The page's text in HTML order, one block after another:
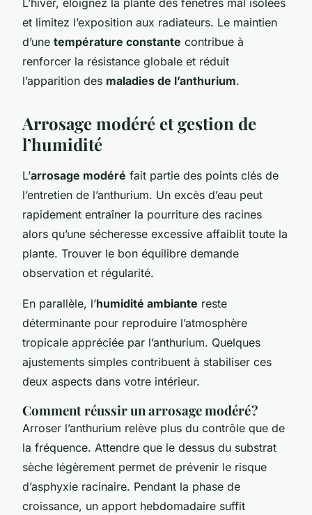
et limitez l’exposition aux radiateurs. Le maintien
d’une température constante contribue à
renforcer la résistance globale et réduit
l’apparition des maladies de l’anthurium.
Arrosage modéré et gestion de
l’humidité
L’arrosage modéré fait partie des points clés de
l’entretien de l’anthurium. Un excès d’eau peut
rapidement entraîner la pourriture des racines
alors qu’une sécheresse excessive affaiblit toute la
plante. Trouver le bon équilibre demande
observation et régularité.
En parallèle, l’humidité ambiante reste
déterminante pour reproduire l’atmosphère
tropicale appréciée par l’anthurium. Quelques
ajustements simples contribuent à stabiliser ces
deux aspects dans votre intérieur.
Comment réussir un arrosage modéré ?
Arroser l’anthurium relève plus du contrôle que de
la fréquence. Attendre que le dessus du substrat
sèche légèrement permet de prévenir le risque
d’asphyxie racinaire. Pendant la phase de
croissance, un apport hebdomadaire suffit